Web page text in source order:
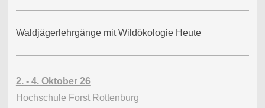
Waldjägerlehrgänge mit Wildökologie Heute
2. - 4. Oktober 26
Hochschule Forst Rottenburg